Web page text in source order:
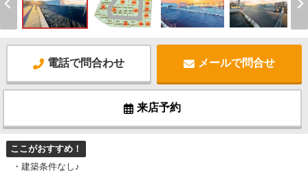
電話で問合わせ メールで問合せ
来店予約
ここがおすすめ！
・建築条件なし♪